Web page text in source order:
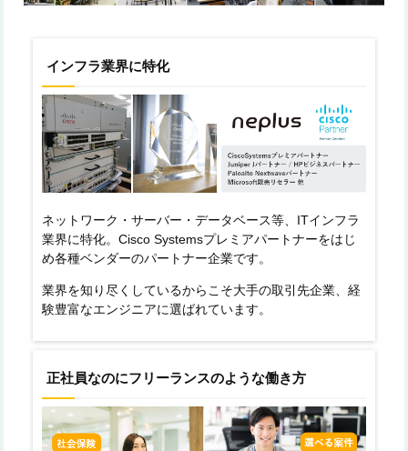
インフラ業界に特化
ネットワーク・サーバー・データベース等、ITインフラ
業界に特化。Cisco Systemsプレミアパートナーをはじ
め各種ベンダーのパートナー企業です。
業界を知り尽くしているからこそ大手の取引先企業、経
験豊富なエンジニアに選ばれています。
正社員なのにフリーランスのような働き方